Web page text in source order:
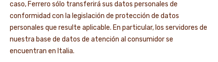
caso, Ferrero sólo transferirá sus datos personales de
conformidad con la legislación de protección de datos
personales que resulte aplicable. En particular, los servidores de
nuestra base de datos de atención al consumidor se
encuentran en Italia.